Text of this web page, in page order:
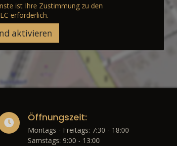
ist Ihre Zustimmung zu den
erforderlich.
aktivieren
Öffnungszeit:
Montags - Freitags: 7:30 - 18:00
Samstags: 9:00 - 13:00